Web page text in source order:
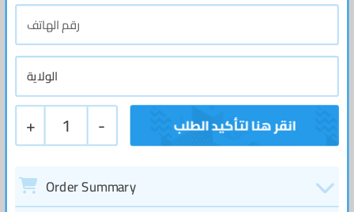
+ 1 -
Order Summary